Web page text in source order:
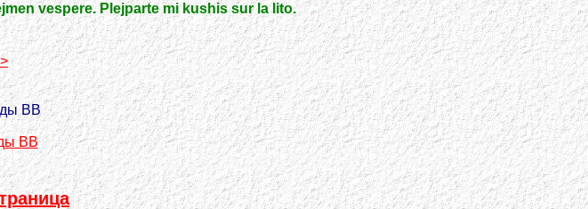
vespere. Plejparte mi kushis sur la lito.
BB
BB